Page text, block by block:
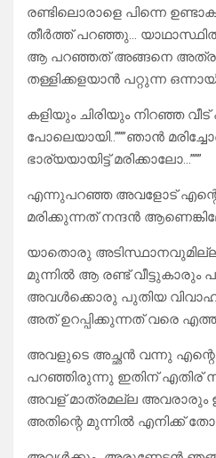
രണ്ടിലൊരാളെ പിന്നെ
തീർത്ത് പറഞ്ഞു…
ആ പറഞ്ഞത് അങ്ങനെ അത്ര
തള്ളിക്കളയാൻ പറ്റുന്ന
കളിയും ചിരിയും നിറഞ്ഞ വീട്
പോലെയായി..”””ഞാൻ
ഭാര്യയായിട്ട് മരിക്കാലോ…”””
എന്നുപറഞ്ഞ അവളോട് എന്റെ
മരിക്കുന്നത് നന്ദൻ
യാതൊരു
മുന്നിൽ ആ രണ്ട് വീട്ടുകാരും
അവൾക്കൊരു പുതിയ
അത് ഉറപ്പിക്കുന്നത് വരെ
അവളുടെ അച്ഛൻ വന്നു എന്റെ
പറഞ്ഞിരുന്നു ഇതിന് എതിര്
അവള് മാത്രമല്ല അവരാരും
അതിന്റെ മുന്നിൽ എനിക്ക്